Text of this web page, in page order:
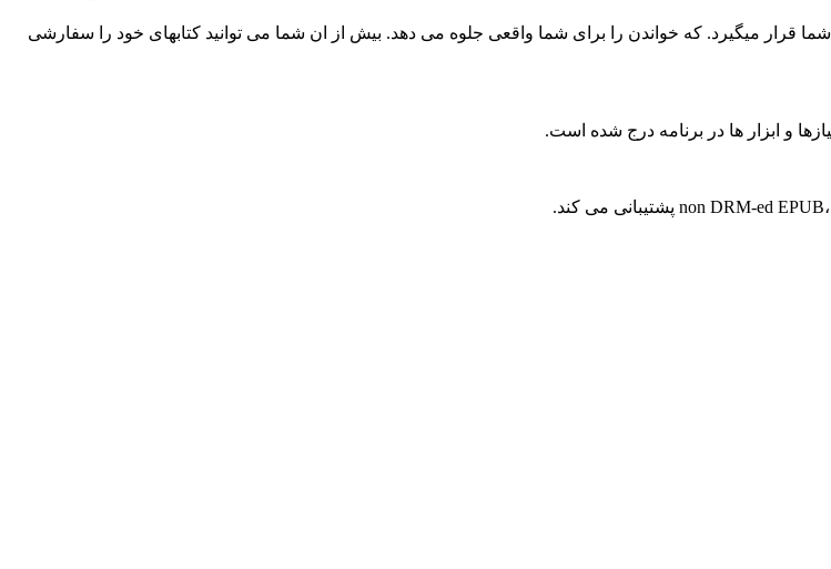
قدمی دیگر در حقیقت مجازی برداشته است. حال قفسه کتابهای شما در Mac شما قرار میگیرد. که خواندن را برای شما واقعی جلوه می دهد. بیش از ان شما می توانید کتابهای خود را سفارشی